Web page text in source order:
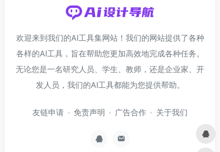
欢迎来到我们的AI工具集网站！我们的网站提供了各种
各样的AI工具，旨在帮助您更加高效地完成各种任务。
无论您是一名研究人员、学生、教师，还是企业家、开
发人员，我们的AI工具都能为您提供帮助。
友链申请 免责声明 广告合作 关于我们